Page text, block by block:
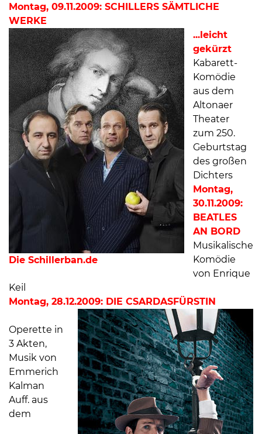
Montag, 09.11.2009: SCHILLERS SÄMTLICHE
WERKE
Die Schillerban.de
...leicht
gekürzt
Kabarett-
Komödie
aus dem
Altonaer
Theater
zum 250.
Geburtstag
des großen
Dichters
Montag,
30.11.2009:
BEATLES
AN BORD
Musikalische
Komödie
von Enrique
Keil
Montag, 28.12.2009: DIE CSARDASFÜRSTIN
Operette in
3 Akten,
Musik von
Emmerich
Kalman
Auff. aus
dem